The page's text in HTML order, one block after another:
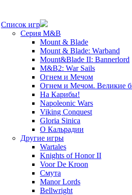
Список игр
Серия M&B
Mount & Blade
Mount & Blade: Warband
Mount&Blade II: Bannerlord
M&B2: War Sails
Огнем и Мечом
Огнем и Мечом. Великие
На Карибы!
Napoleonic Wars
Viking Conquest
Gloria Sinica
О Кальрадии
Другие игры
Wartales
Knights of Honor II
Voor De Kroon
Смута
Manor Lords
Bellwright